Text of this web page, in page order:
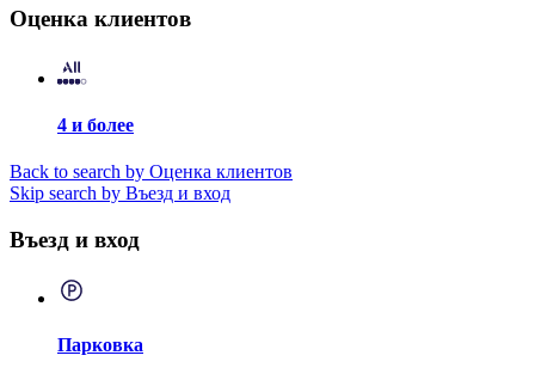
Оценка клиентов
4 и более
Back to search by Оценка клиентов
Skip search by Въезд и вход
Въезд и вход
Парковка